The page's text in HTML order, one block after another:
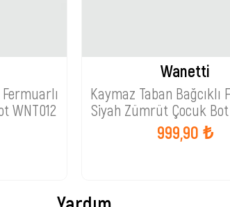
WNT012
Wanetti
Kaymaz Taban Bağcıklı
Siyah Zümrüt Çocuk
999,90 ₺